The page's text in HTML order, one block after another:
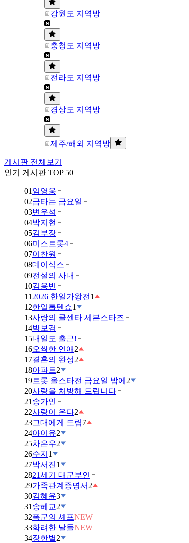
강원도 지역방
충청도 지역방
전라도 지역방
경상도 지역방
제주/해외 지역방
게시판 전체보기
인기 게시판 TOP 50
01 임영웅
02금타는 금요일
03변우석
04박지현
05김부장
06미스트롯4
07이찬원
08데이식스
09전설의 사내
10김용빈
11 2026 한일가왕전 1
12한일톱텐쇼1
13사랑의 콜센타 세븐스타즈
14박보검
15내일도 출근!
16오싹한 연애 2
17결혼의 완성2
18아파트2
19트롯 올스타전 금요일 밤에 2
20사랑을 처방해 드립니다
21 송가인
22사랑이 온다2
23그대에게 드림7
24아이유2
25차은우2
26수지 1
27박서진1
2821세기 대군부인
29가족관계증명서 2
30김혜윤3
31 송혜교2
32폭군의 셰프NEW
33화려한 날들NEW
34장한별2